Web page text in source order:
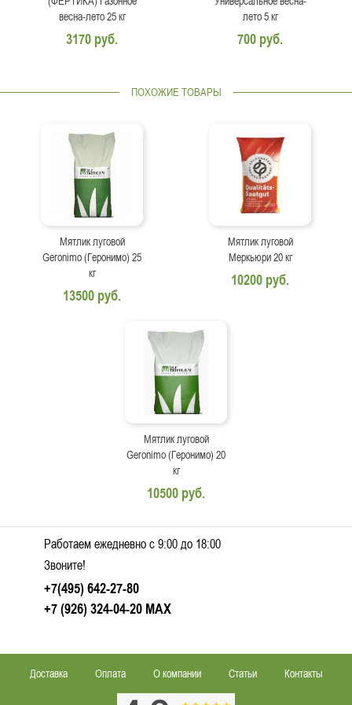
весна-лето 25 кг
3170 руб.
лето 5 кг
700 руб.
ПОХОЖИЕ ТОВАРЫ
Мятлик луговой
Geronimo (Геронимо) 25
кг
13500 руб.
Мятлик луговой
Меркьюри 20 кг
10200 руб.
Мятлик луговой
Geronimo (Геронимо) 20
кг
10500 руб.
Работаем ежедневно c 9:00 до 18:00
Звоните!
+7(495) 642-27-80
+7 (926) 324-04-20 MAX
Доставка Оплата О компании Статьи Контакты